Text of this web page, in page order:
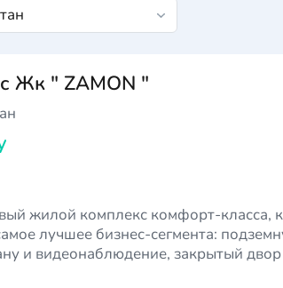
Жк " ZAMON "
жилой комплекс комфорт-класса,
лучшее бизнес-сегмента:
и видеонаблюдение, закрытый